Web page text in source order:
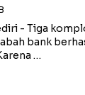
- Tiga
bank
…